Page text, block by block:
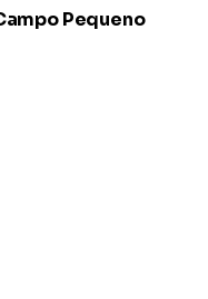
Pequeno